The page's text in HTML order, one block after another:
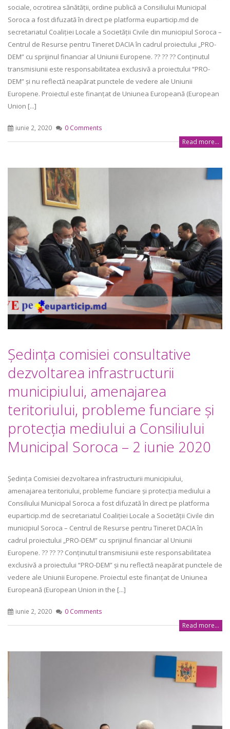
sociale, ocrotirea sănătăţii, ordine publică a Consiliului Municipal
Soroca a fost difuzată în direct pe platforma euparticip.md de
secretariatul Coaliției Locale a Societății Civile din municipiul Soroca –
Centrul de Resurse pentru Tineret DACIA în cadrul proiectului „PRO-
DEM” cu sprijinul financiar al Uniunii Europene. ?? ?? ?? Conținutul
transmisiunii este responsabilitatea exclusivă a proiectului “PRO-
DEM” și nu reflectă neapărat punctele de vedere ale Uniunii
Europene. Proiectul este finanțat de Uniunea Europeană (European
Union [...]
iunie 2, 2020 0 Comments
Read more...
Şedinţa comisiei consultative
dezvoltarea infrastructurii
municipiului, amenajarea
teritoriului, probleme funciare şi
protecţia mediului a Consiliului
Municipal Soroca – 2 iunie 2020
Ședința Comisiei dezvoltarea infrastructurii municipiului,
amenajarea teritoriului, probleme funciare şi protecţia mediului a
Consiliului Municipal Soroca a fost difuzată în direct pe platforma
euparticip.md de secretariatul Coaliției Locale a Societății Civile din
municipiul Soroca – Centrul de Resurse pentru Tineret DACIA în
cadrul proiectului „PRO-DEM” cu sprijinul financiar al Uniunii
Europene. ?? ?? ?? Conținutul transmisiunii este responsabilitatea
exclusivă a proiectului “PRO-DEM” și nu reflectă neapărat punctele de
vedere ale Uniunii Europene. Proiectul este finanțat de Uniunea
Europeană (European Union in the [...]
iunie 2, 2020 0 Comments
Read more...